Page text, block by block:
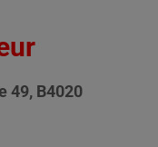
49, B4020